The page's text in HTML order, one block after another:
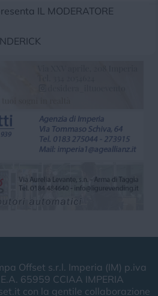
IL MODERATORE
Offset s.r.l. Imperia (IM) p.iva
65959 CCIAA IMPERIA
con la gentile collaborazione